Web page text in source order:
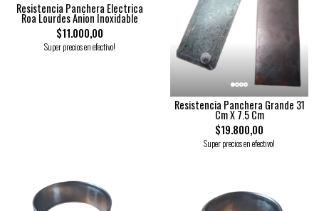
Resistencia Panchera Electrica
Roa Lourdes Anion Inoxidable
$11.000,00
Super precios en efectivo!
Resistencia Panchera Grande 31
Cm X 7.5 Cm
$19.800,00
Super precios en efectivo!